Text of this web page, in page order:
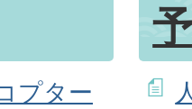
プター